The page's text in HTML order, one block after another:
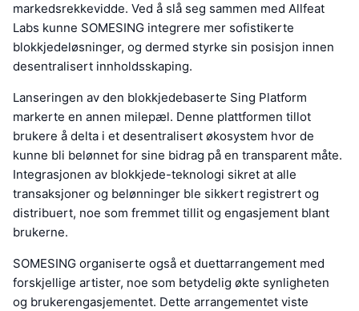
markedsrekkevidde. Ved å slå seg sammen med Allfeat
Labs kunne SOMESING integrere mer sofistikerte
blokkjedeløsninger, og dermed styrke sin posisjon innen
desentralisert innholdsskaping.
Lanseringen av den blokkjedebaserte Sing Platform
markerte en annen milepæl. Denne plattformen tillot
brukere å delta i et desentralisert økosystem hvor de
kunne bli belønnet for sine bidrag på en transparent måte.
Integrasjonen av blokkjede-teknologi sikret at alle
transaksjoner og belønninger ble sikkert registrert og
distribuert, noe som fremmet tillit og engasjement blant
brukerne.
SOMESING organiserte også et duettarrangement med
forskjellige artister, noe som betydelig økte synligheten
og brukerengasjementet. Dette arrangementet viste